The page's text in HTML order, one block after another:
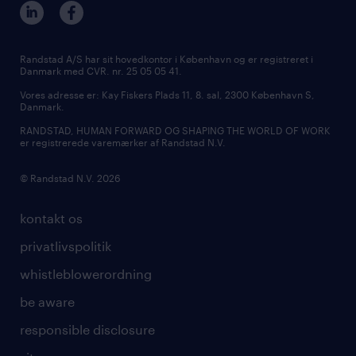
MSP & RPO
ledige stillinger i Kolding
bliv vores kollega
presse
kontakt os
privatlivspolitik
whistleblowerordning
be aware
responsible disclosure
Randstad A/S har sit hovedkontor i København og er registreret i
Danmark med CVR. nr. 25 05 05 41.
Vores adresse er: Kay Fiskers Plads 11, 8. sal, 2300 København S,
Danmark.
RANDSTAD, HUMAN FORWARD OG SHAPING THE WORLD OF WORK
er registrerede varemærker af Randstad N.V.
© Randstad N.V. 2026